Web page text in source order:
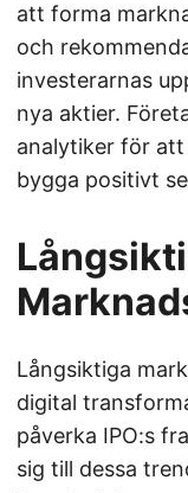
att forma
och
investerarnas
nya aktier.
analytiker för
bygga positivt
Långsiktiga
digital
påverka IPO:s
sig till dessa